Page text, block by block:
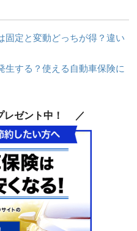
固定と変動どっちが得？違い
生する？使える自動車保険に
レゼント中！ ／